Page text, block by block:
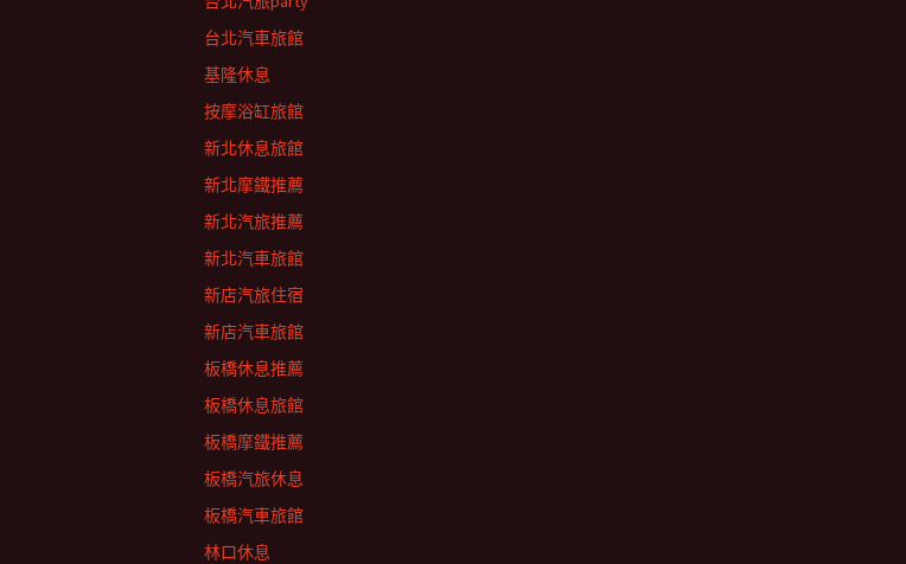
台北汽車旅館
基隆休息
按摩浴缸旅館
新北休息旅館
新北摩鐵推薦
新北汽旅推薦
新北汽車旅館
新店汽旅住宿
新店汽車旅館
板橋休息推薦
板橋休息旅館
板橋摩鐵推薦
板橋汽旅休息
板橋汽車旅館
林口休息